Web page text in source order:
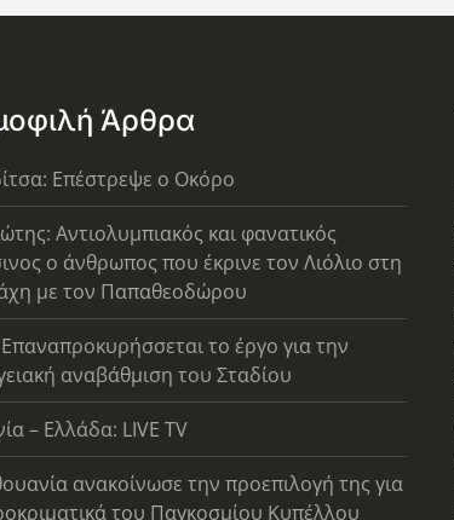
Άρθρα
Επέστρεψε ο Οκόρο
Αντιολυμπιακός και φανατικός
ο άνθρωπος που έκρινε τον Λιόλιο στη
με τον Παπαθεοδώρου
το έργο για την
αναβάθμιση του Σταδίου
– Ελλάδα: LIVE TV
ανακοίνωσε την προεπιλογή της για
του Παγκοσμίου Κυπέλλου